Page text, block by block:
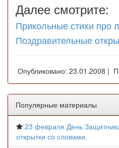
Далее смотрите:
Прикольные стихи про
Поздравительные
Опубликовано: 23.01.2008 |
Популярные материалы
23 февраля День
открытки со словами.